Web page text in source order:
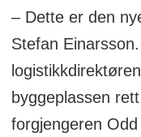
– Dette er den
Stefan
byggeplassen
forgjengeren